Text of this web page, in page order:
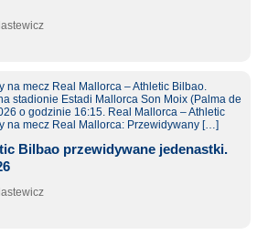
Bilbao przewidywane jedenastki.